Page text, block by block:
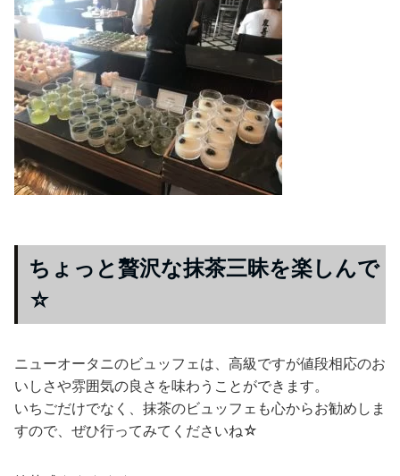
ちょっと贅沢な抹茶三昧を楽しんで
☆
ニューオータニのビュッフェは、高級ですが値段相応のお
いしさや雰囲気の良さを味わうことができます。
いちごだけでなく、抹茶のビュッフェも心からお勧めしま
すので、ぜひ行ってみてくださいね☆